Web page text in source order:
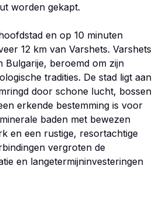
worden gekapt.
en op 10 minuten
12 km van Varshets. Varshets
beroemd om zijn
tradities. De stad ligt aan
door schone lucht, bossen
erkende bestemming is voor
baden met bewezen
en een rustige, resortachtige
vergroten de
en langetermijninvesteringen